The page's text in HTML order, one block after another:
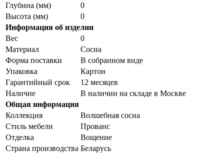
Глубина (мм)
0
Высота (мм)
0
Информация об изделии
Вес
0
Материал
Сосна
Форма поставки
В собранном виде
Упаковка
Картон
Гарантийный срок
12 месяцев
Наличие
В наличии на складе в Москве
Общая информация
Коллекция
Волшебная сосна
Стиль мебели
Прованс
Отделка
Вощение
Страна производства Беларусь